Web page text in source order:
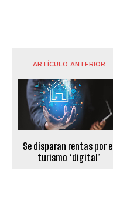
ARTÍCULO ANTERIOR
Se disparan rentas por el
turismo ‘digital’